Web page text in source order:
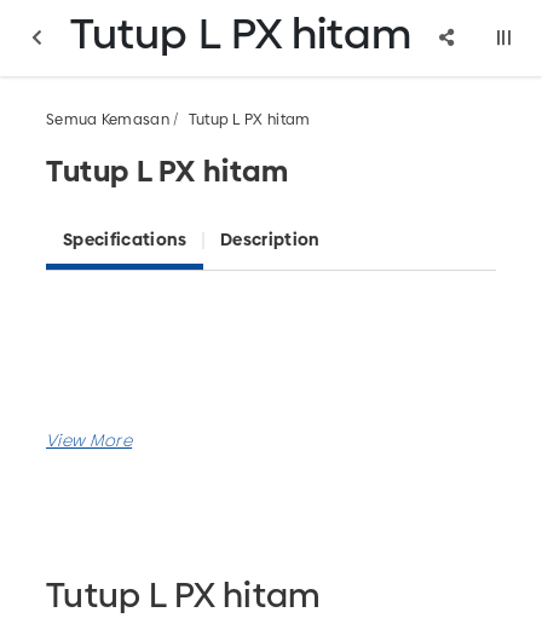
Tutup L PX hitam
Semua Kemasan Tutup L PX hitam
Tutup L PX hitam
Specifications Description
Tutup L PX hitam